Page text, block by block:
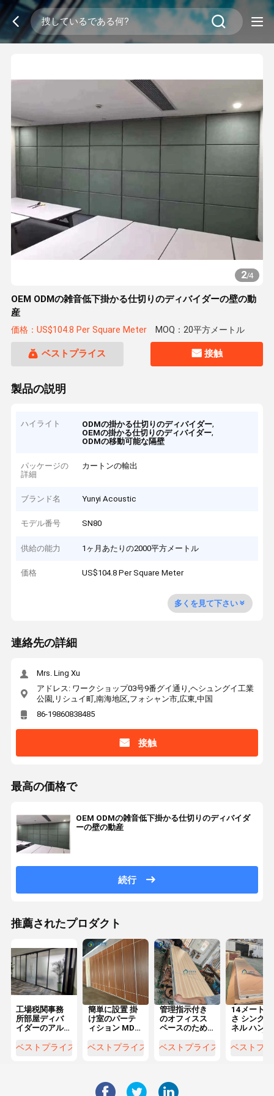
2/4
OEM ODMの雑音低下掛かる仕切りのディバイダーの壁の動
産
価格：US$104.8 Per Square Meter MOQ：20平方メートル
ベストプライス 接触
製品の説明
ハイライト ODMの掛かる仕切りのディバイダー,
OEMの掛かる仕切りのディバイダー,
ODMの移動可能な隔壁
パッケージの
詳細
カートンの輸出
ブランド名 Yunyi Acoustic
モデル番号 SN80
供給の能力 1ヶ月あたりの2000平方メートル
価格 US$104.8 Per Square Meter
多くを見て下さい
連絡先の詳細
Mrs. Ling Xu
アドレス: ワークショップ03号9番グイ通り,ヘシュングイ工業
公園,リシュイ町,南海地区,フォシャン市,広東,中国
86-19860838485
接触
最高の価格で
OEM ODMの雑音低下掛かる仕切りのディバイダ
ーの壁の動産
続行
推薦されたプロダクト
工場税関事務
所部屋ディバ
イダーのアル
ームの単一の
ベストプライス
簡単に設置 掛
け室のパーテ
ィション MDF
ンとシングル
ベストプライス
管理指示付き
のオフィスス
ペースのため
ルームディバ
ベストプライス
14メートル
さ シング
ネル ハン
接続シール
ベストプ